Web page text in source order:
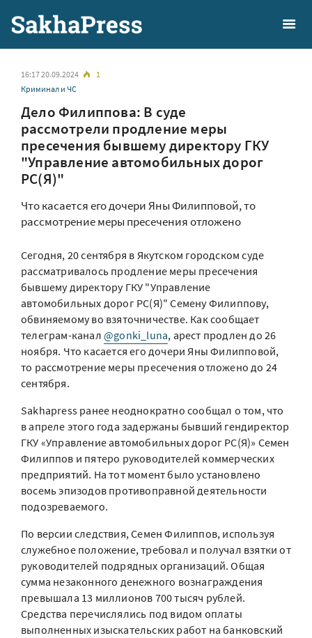
16:17 20.09.2024
1
Криминал и ЧС
Дело Филиппова: В суде
рассмотрели продление меры
пресечения бывшему директору ГКУ
"Управление автомобильных дорог
РС(Я)"
Что касается его дочери Яны Филипповой, то
рассмотрение меры пресечения отложено
Сегодня, 20 сентября в Якутском городском суде
рассматривалось продление меры пресечения
бывшему директору ГКУ "Управление
автомобильных дорог РС(Я)" Семену Филиппову,
обвиняемому во взяточничестве. Как сообщает
телеграм-канал @gonki_luna, арест продлен до 26
ноября. Что касается его дочери Яны Филипповой,
то рассмотрение меры пресечения отложено до 24
сентября.
Sakhapress ранее неоднократно сообщал о том, что
в апреле этого года задержаны бывший гендиректор
ГКУ «Управление автомобильных дорог РС(Я)» Семен
Филиппов и пятеро руководителей коммерческих
предприятий. На тот момент было установлено
восемь эпизодов противоправной деятельности
подозреваемого.
По версии следствия, Семен Филиппов, используя
служебное положение, требовал и получал взятки от
руководителей подрядных организаций. Общая
сумма незаконного денежного вознаграждения
превышала 13 миллионов 700 тысяч рублей.
Средства перечислялись под видом оплаты
выполненных изыскательских работ на банковский